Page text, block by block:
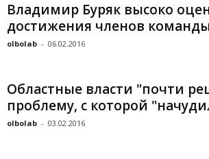
Владимир Буряк высоко
достижения членов
olbolab - 06.02.2016
Областные власти "почти
проблему, с которой
olbolab - 03.02.2016